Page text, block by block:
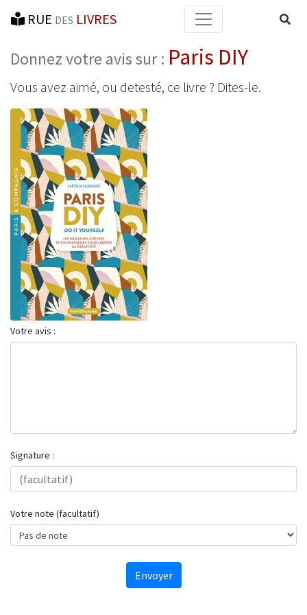
RUE DES LIVRES
Donnez votre avis sur : Paris DIY
Vous avez aimé, ou detesté, ce livre ? Dites-le.
Votre avis :
Signature :
Votre note (facultatif)
Envoyer